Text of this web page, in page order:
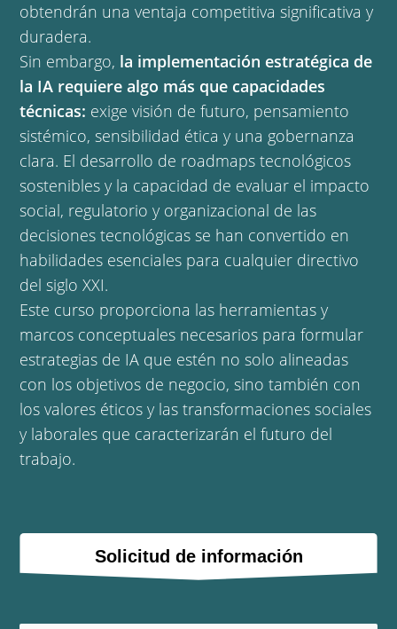
obtendrán una ventaja competitiva significativa y
duradera.
Sin embargo, la implementación estratégica de
la IA requiere algo más que capacidades
técnicas: exige visión de futuro, pensamiento
sistémico, sensibilidad ética y una gobernanza
clara. El desarrollo de roadmaps tecnológicos
sostenibles y la capacidad de evaluar el impacto
social, regulatorio y organizacional de las
decisiones tecnológicas se han convertido en
habilidades esenciales para cualquier directivo
del siglo XXI.
Este curso proporciona las herramientas y
marcos conceptuales necesarios para formular
estrategias de IA que estén no solo alineadas
con los objetivos de negocio, sino también con
los valores éticos y las transformaciones sociales
y laborales que caracterizarán el futuro del
trabajo.
Solicitud de información